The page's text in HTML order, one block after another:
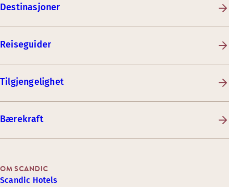
Destinasjoner
Reiseguider
Tilgjengelighet
Bærekraft
OM SCANDIC
Scandic Hotels